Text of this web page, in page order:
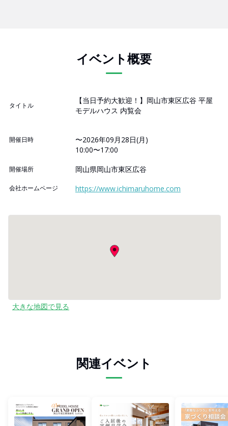
イベント概要
タイトル
【当日予約大歓迎！】岡山市東区広谷 平屋
モデルハウス 内覧会
開催日時
〜2026年09月28日(月)
10:00〜17:00
開催場所 岡山県岡山市東区広谷
会社ホームページ https://www.ichimaruhome.com
大きな地図で見る
関連イベント